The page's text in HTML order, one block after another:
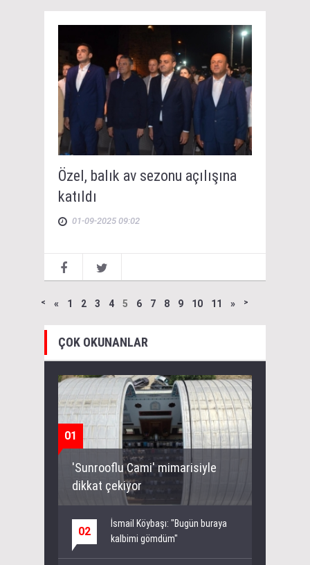
Özel, balık av sezonu açılışına
katıldı
01-09-2025 09:02
˂ « 1 2 3 4 5 6 7 8 9 10 11 » ˃
ÇOK OKUNANLAR
01
'Sunrooflu Cami' mimarisiyle
dikkat çekiyor
02
İsmail Köybaşı: "Bugün buraya
kalbimi gömdüm"